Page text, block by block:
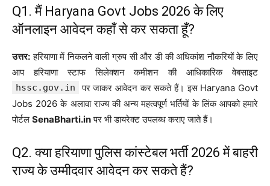
Q1. मैं Haryana Govt Jobs 2026 के लिए
ऑनलाइन आवेदन कहाँ से कर सकता हूँ?
उत्तर: हरियाणा में निकलने वाली ग्रुप सी और डी की अधिकांश नौकरियों के लिए
आप हरियाणा स्टाफ सिलेक्शन कमीशन की आधिकारिक वेबसाइट
hssc.gov.in
पर जाकर आवेदन कर सकते हैं। इस Haryana Govt
Jobs 2026 के अलावा राज्य की अन्य महत्वपूर्ण भर्तियों के लिंक आपको हमारे
पोर्टल SenaBharti.inपर भी डायरेक्ट उपलब्ध कराए जाते हैं।
Q2. क्या हरियाणा पुलिस कांस्टेबल भर्ती 2026 में बाहरी
राज्य के उम्मीदवार आवेदन कर सकते हैं?